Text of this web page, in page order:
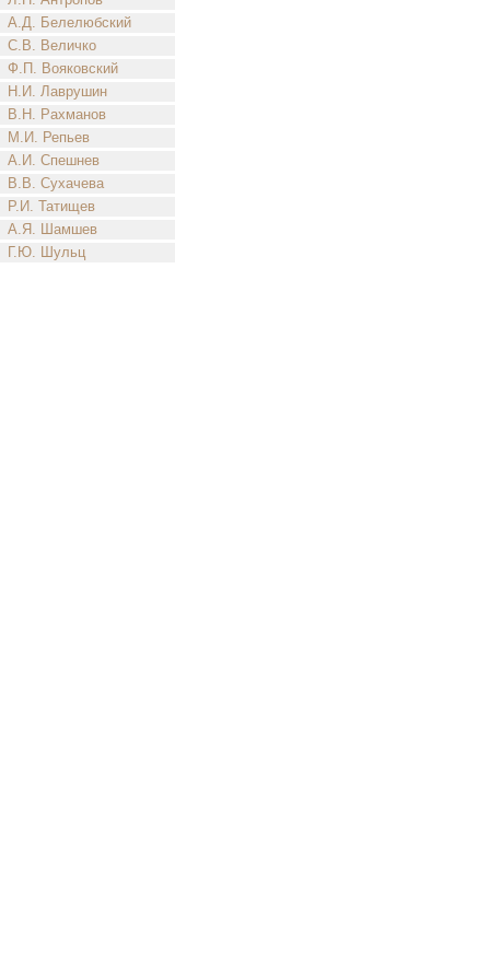
А.Д. Белелюбский
С.В. Величко
Ф.П. Вояковский
Н.И. Лаврушин
В.Н. Рахманов
М.И. Репьев
А.И. Спешнев
В.В. Сухачева
Р.И. Татищев
А.Я. Шамшев
Г.Ю. Шульц